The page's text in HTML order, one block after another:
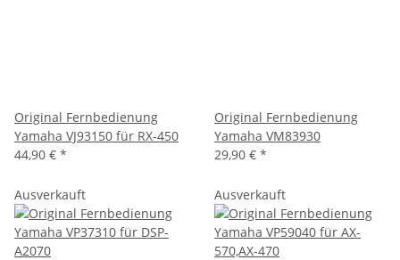
Original Fernbedienung
Yamaha VJ93150 für RX-450
44,90 € *
Original Fernbedienung
Yamaha VM83930
29,90 € *
Ausverkauft Ausverkauft